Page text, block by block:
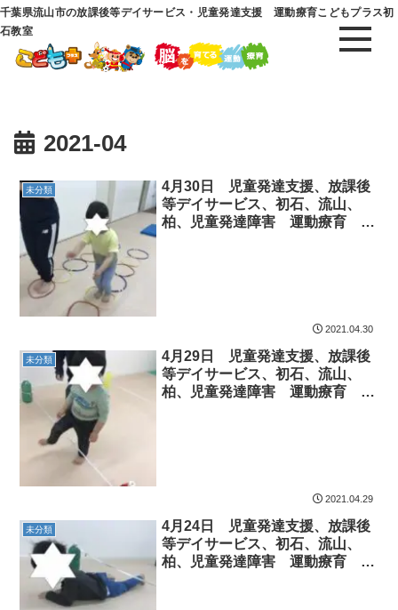
千葉県流山市の放課後等デイサービス・児童発達支援 運動療育こどもプラス初
石教室
2021-04
未分類
4月30日 児童発達支援、放課後
等デイサービス、初石、流山、
柏、児童発達障害 運動療育 柳
2021.04.30
未分類
4月29日 児童発達支援、放課後
等デイサービス、初石、流山、
柏、児童発達障害 運動療育 柳
2021.04.29
未分類
4月24日 児童発達支援、放課後
等デイサービス、初石、流山、
柏、児童発達障害 運動療育 柳